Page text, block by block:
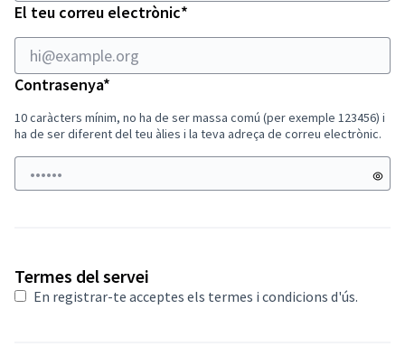
El teu correu electrònic*
Contrasenya*
10 caràcters mínim, no ha de ser massa comú (per exemple 123456) i
ha de ser diferent del teu àlies i la teva adreça de correu electrònic.
Termes del servei
En registrar-te acceptes els termes i condicions d'ús.